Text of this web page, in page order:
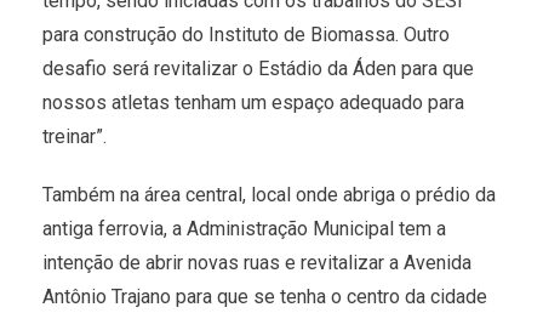
para construção do Instituto de Biomassa. Outro
desafio será revitalizar o Estádio da Áden para que
nossos atletas tenham um espaço adequado para
treinar”.
Também na área central, local onde abriga o prédio da
antiga ferrovia, a Administração Municipal tem a
intenção de abrir novas ruas e revitalizar a Avenida
Antônio Trajano para que se tenha o centro da cidade